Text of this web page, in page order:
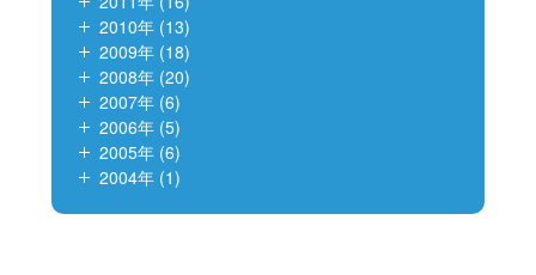
2010年 (13)
2009年 (18)
2008年 (20)
2007年 (6)
2006年 (5)
2005年 (6)
2004年 (1)